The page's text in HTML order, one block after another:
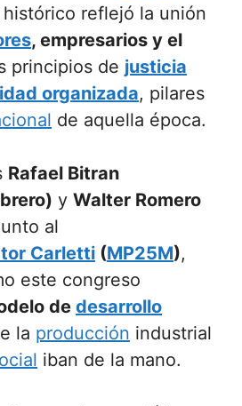
reflejó la unión
, empresarios y el
principios de justicia
organizada, pilares
de aquella época.
Rafael Bitran
y Walter Romero
al
Carletti (MP25M),
este congreso
de desarrollo
la producción industrial
iban de la mano.